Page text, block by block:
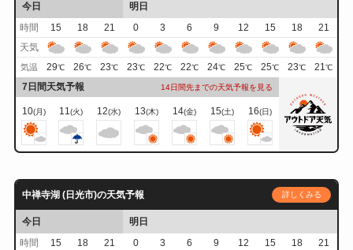
今日
明日
時間
15 18 21 0 3 6 9 12 15 18
21
天気
気温 29℃ 26℃ 23℃ 23℃ 22℃ 22℃ 24℃ 25℃ 25℃ 23℃ 21℃
7日間天気予報 14日間先までの天気予報を見る
10(月) 11(火) 12(水) 13(木) 14(金) 15(土) 16(日)
中禅寺湖 (日光市)の天気予報 詳しくみる
今日
明日
時間
15 18 21 0 3 6 9 12 15 18
21